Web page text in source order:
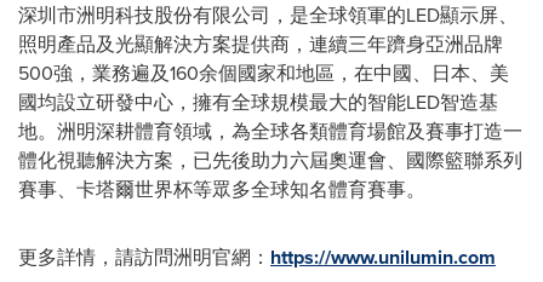
深圳市洲明科技股份有限公司，是全球領軍的LED顯示屏、
照明產品及光顯解決方案提供商，連續三年躋身亞洲品牌
500強，業務遍及160余個國家和地區，在中國、日本、美
國均設立研發中心，擁有全球規模最大的智能LED智造基
地。洲明深耕體育領域，為全球各類體育場館及賽事打造一
體化視聽解決方案，已先後助力六屆奧運會、國際籃聯系列
賽事、卡塔爾世界杯等眾多全球知名體育賽事。
更多詳情，請訪問洲明官網： https://www.unilumin.com